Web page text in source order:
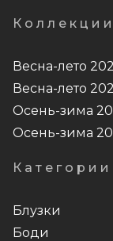
Коллекции
Весна-лето
Весна-лето
Осень-зима
Осень-зима
Категории
Блузки
Боди